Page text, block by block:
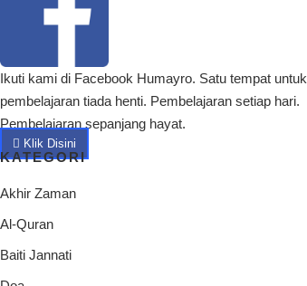
Ikuti kami di Facebook Humayro. Satu tempat untuk
pembelajaran tiada henti. Pembelajaran setiap hari.
Pembelajaran sepanjang hayat.
Klik Disini
KATEGORI
Akhir Zaman
Al-Quran
Baiti Jannati